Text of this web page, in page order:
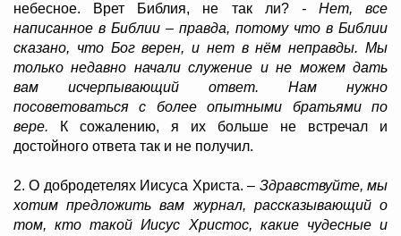
небесное. Врет Библия, не так ли? - Нет, все
написанное в Библии – правда, потому что в Библии
сказано, что Бог верен, и нет в нём неправды. Мы
только недавно начали служение и не можем дать
вам исчерпывающий ответ. Нам нужно
посоветоваться с более опытными братьями по
вере.
К сожалению, я их больше не встречал и
достойного ответа так и не получил.
2. О добродетелях Иисуса Христа.– Здравствуйте, мы
хотим предложить вам журнал, рассказывающий о
том, кто такой Иисус Христос, какие чудесные и